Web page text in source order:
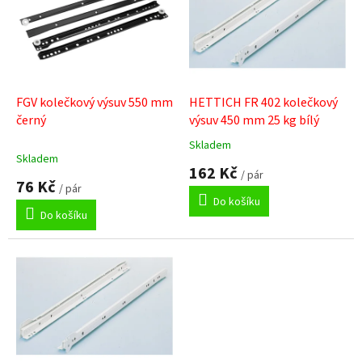
FGV kolečkový výsuv 550 mm
černý
Skladem
76 Kč / pár
Do košíku
HETTICH FR 402 kolečkový
výsuv 450 mm 25 kg bílý
Průměrné
hodnocení
produktu
4,0
5
Skladem
162 Kč / pár
Do košíku